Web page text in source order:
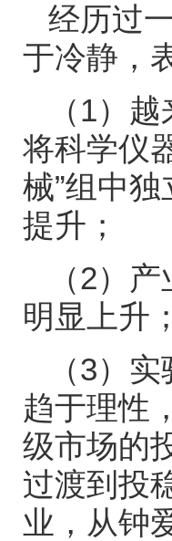
经历过
于冷静，
（1）
将科学仪
械”组中独
提升；
（2）
明显上升；
（3）
趋于理性
级市场的
过渡到投
业，从钟